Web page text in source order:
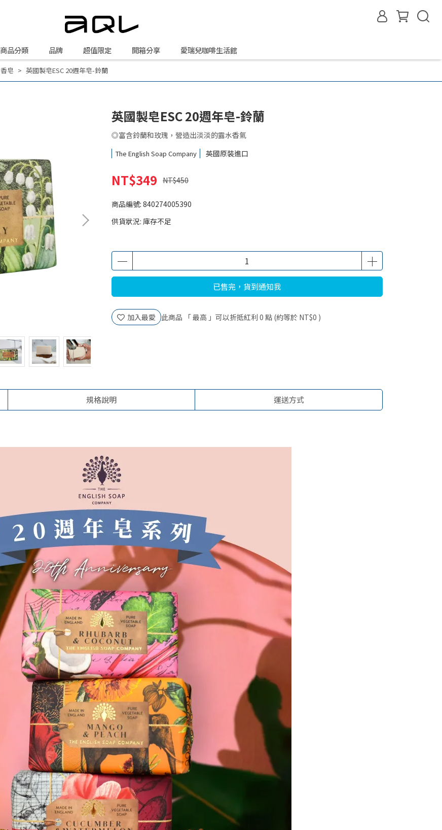
商品分類 品牌 超值限定 開箱分享 愛瑞兒咖啡生活館
香皂 英國製皂ESC 20週年皂-鈴蘭
英國製皂ESC 20週年皂-鈴蘭
◎富含鈴蘭和玫瑰，營造出淡淡的露水香氣
The English Soap Company 英國原裝進口
NT$349 NT$450
商品編號: 840274005390
供貨狀況: 庫存不足
已售完，貨到通知我
加入最愛 此商品 「 最高 」可以折抵紅利 0 點 (約等於 NT$0 )
規格說明 運送方式